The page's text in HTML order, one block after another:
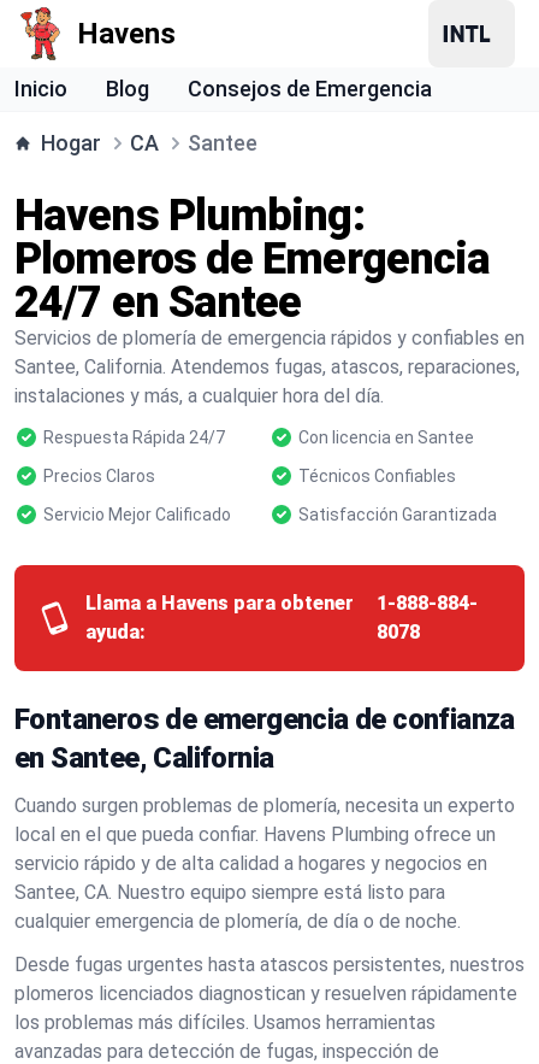
Havens
Inicio Blog Consejos de Emergencia
Hogar CA Santee
Havens Plumbing:
Plomeros de Emergencia
24/7 en Santee
Servicios de plomería de emergencia rápidos y confiables en
Santee, California. Atendemos fugas, atascos, reparaciones,
instalaciones y más, a cualquier hora del día.
Respuesta Rápida 24/7
Con licencia en Santee
Precios Claros
Técnicos Confiables
Servicio Mejor Calificado
Satisfacción Garantizada
Llama a Havens para obtener
ayuda:
1-888-884-
8078
Fontaneros de emergencia de confianza
en Santee, California
Cuando surgen problemas de plomería, necesita un experto
local en el que pueda confiar. Havens Plumbing ofrece un
servicio rápido y de alta calidad a hogares y negocios en
Santee, CA. Nuestro equipo siempre está listo para
cualquier emergencia de plomería, de día o de noche.
Desde fugas urgentes hasta atascos persistentes, nuestros
plomeros licenciados diagnostican y resuelven rápidamente
los problemas más difíciles. Usamos herramientas
avanzadas para detección de fugas, inspección de